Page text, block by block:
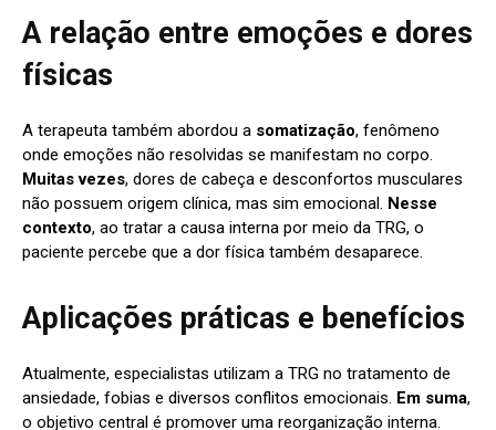
A relação entre emoções e dores
físicas
A terapeuta também abordou a somatização, fenômeno
onde emoções não resolvidas se manifestam no corpo.
Muitas vezes, dores de cabeça e desconfortos musculares
não possuem origem clínica, mas sim emocional. Nesse
contexto, ao tratar a causa interna por meio da TRG, o
paciente percebe que a dor física também desaparece.
Aplicações práticas e benefícios
Atualmente, especialistas utilizam a TRG no tratamento de
ansiedade, fobias e diversos conflitos emocionais. Em suma,
o objetivo central é promover uma reorganização interna.